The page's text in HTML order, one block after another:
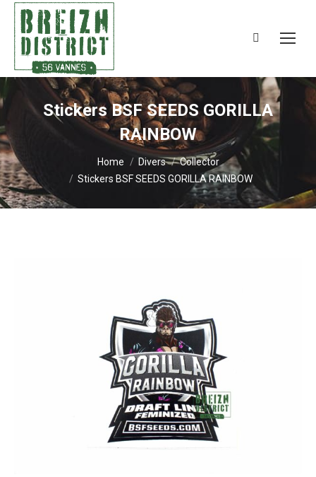
Search:
Stickers BSF SEEDS GORILLA
RAINBOW
You are here: Home Divers
Collector
Stickers BSF SEEDS GORILLA RAINBOW